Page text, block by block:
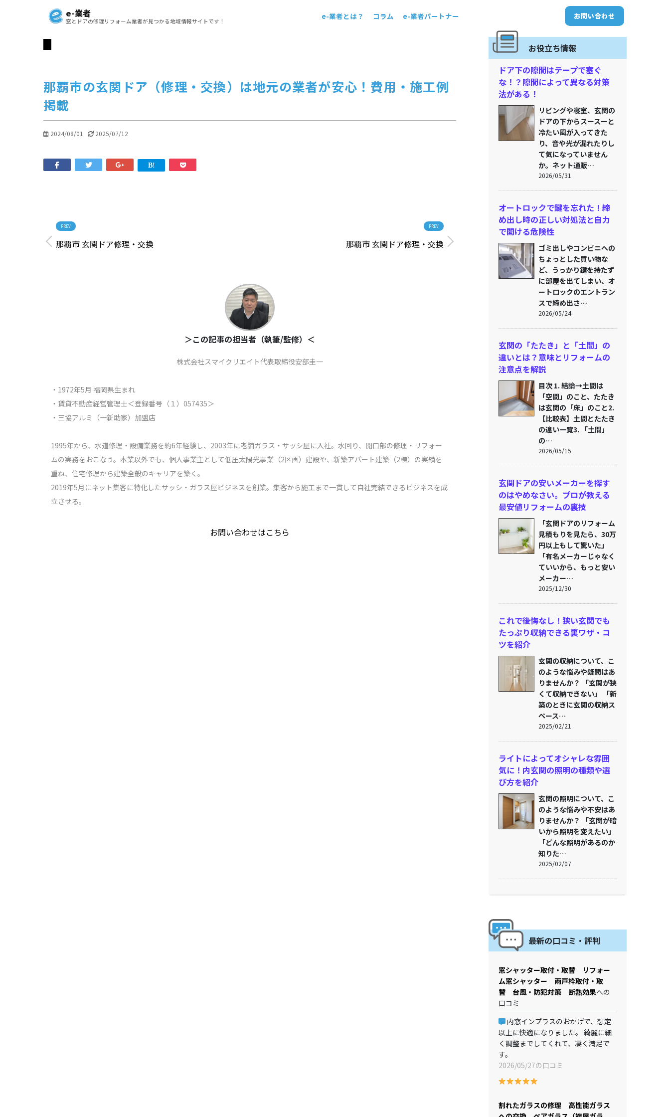
e-業者
窓とドアの修理リフォーム業者が見つかる地域情報サイトです！
e-業者とは？ コラム e-業者パートナー お問い合わせ
那覇市の玄関ドア（修理・交換）は地元の業者が安心！費用・施工例
掲載
2024/08/01 2025/07/12
PREV
那覇市 玄関ドア修理・交換
PREV
那覇市 玄関ドア修理・交換
＞この記事の担当者（執筆/監修）＜
株式会社スマイクリエイト代表取締役安部圭一
・1972年5月 福岡県生まれ
・賃貸不動産経営管理士＜登録番号（１）057435＞
・三協アルミ（一新助家）加盟店
1995年から、水道修理・設備業務を約6年経験し、2003年に老舗ガラス・サッシ屋に入社。水回り、開口部の修理・リフォー
ムの実務をおこなう。本業以外でも、個人事業主として低圧太陽光事業（2区画）建設や、新築アパート建築（2棟）の実績を
重ね、住宅修理から建築全般のキャリアを築く。
2019年5月にネット集客に特化したサッシ・ガラス屋ビジネスを創業。集客から施工まで一貫して自社完結できるビジネスを成
立させる。
お問い合わせはこちら
お役立ち情報
ドア下の隙間はテープで塞ぐ
な！？隙間によって異なる対策
法がある！
リビングや寝室、玄関の
ドアの下からスースーと
冷たい風が入ってきた
り、音や光が漏れたりし
て気になっていません
か。ネット通販…
2026/05/31
オートロックで鍵を忘れた！締
め出し時の正しい対処法と自力
で開ける危険性
ゴミ出しやコンビニへの
ちょっとした買い物な
ど、うっかり鍵を持たず
に部屋を出てしまい、オ
ートロックのエントラン
スで締め出さ…
2026/05/24
玄関の「たたき」と「土間」の
違いとは？意味とリフォームの
注意点を解説
目次 1. 結論→土間は
「空間」のこと、たたき
は玄関の「床」のこと2.
【比較表】土間とたたき
の違い一覧3. 「土間」
の…
2026/05/15
玄関ドアの安いメーカーを探す
のはやめなさい。プロが教える
最安値リフォームの裏技
「玄関ドアのリフォーム
見積もりを見たら、30万
円以上もして驚いた」
「有名メーカーじゃなく
ていいから、もっと安い
メーカー…
2025/12/30
これで後悔なし！狭い玄関でも
たっぷり収納できる裏ワザ・コ
ツを紹介
玄関の収納について、こ
のような悩みや疑問はあ
りませんか？ 「玄関が狭
くて収納できない」 「新
築のときに玄関の収納ス
ペース…
2025/02/21
ライトによってオシャレな雰囲
気に！内玄関の照明の種類や選
び方を紹介
玄関の照明について、こ
のような悩みや不安はあ
りませんか？ 「玄関が暗
いから照明を変えたい」
「どんな照明があるのか
知りた…
2025/02/07
最新の口コミ・評判
窓シャッター取付・取替 リフォー
ム窓シャッター 雨戸枠取付・取
替 台風・防犯対策 断熱効果への
口コミ
内窓インプラスのおかげで、想定
以上に快適になりました。 綺麗に細
く調整までしてくれて、凄く満足で
す。
2026/05/27の口コミ
割れたガラスの修理 高性能ガラス